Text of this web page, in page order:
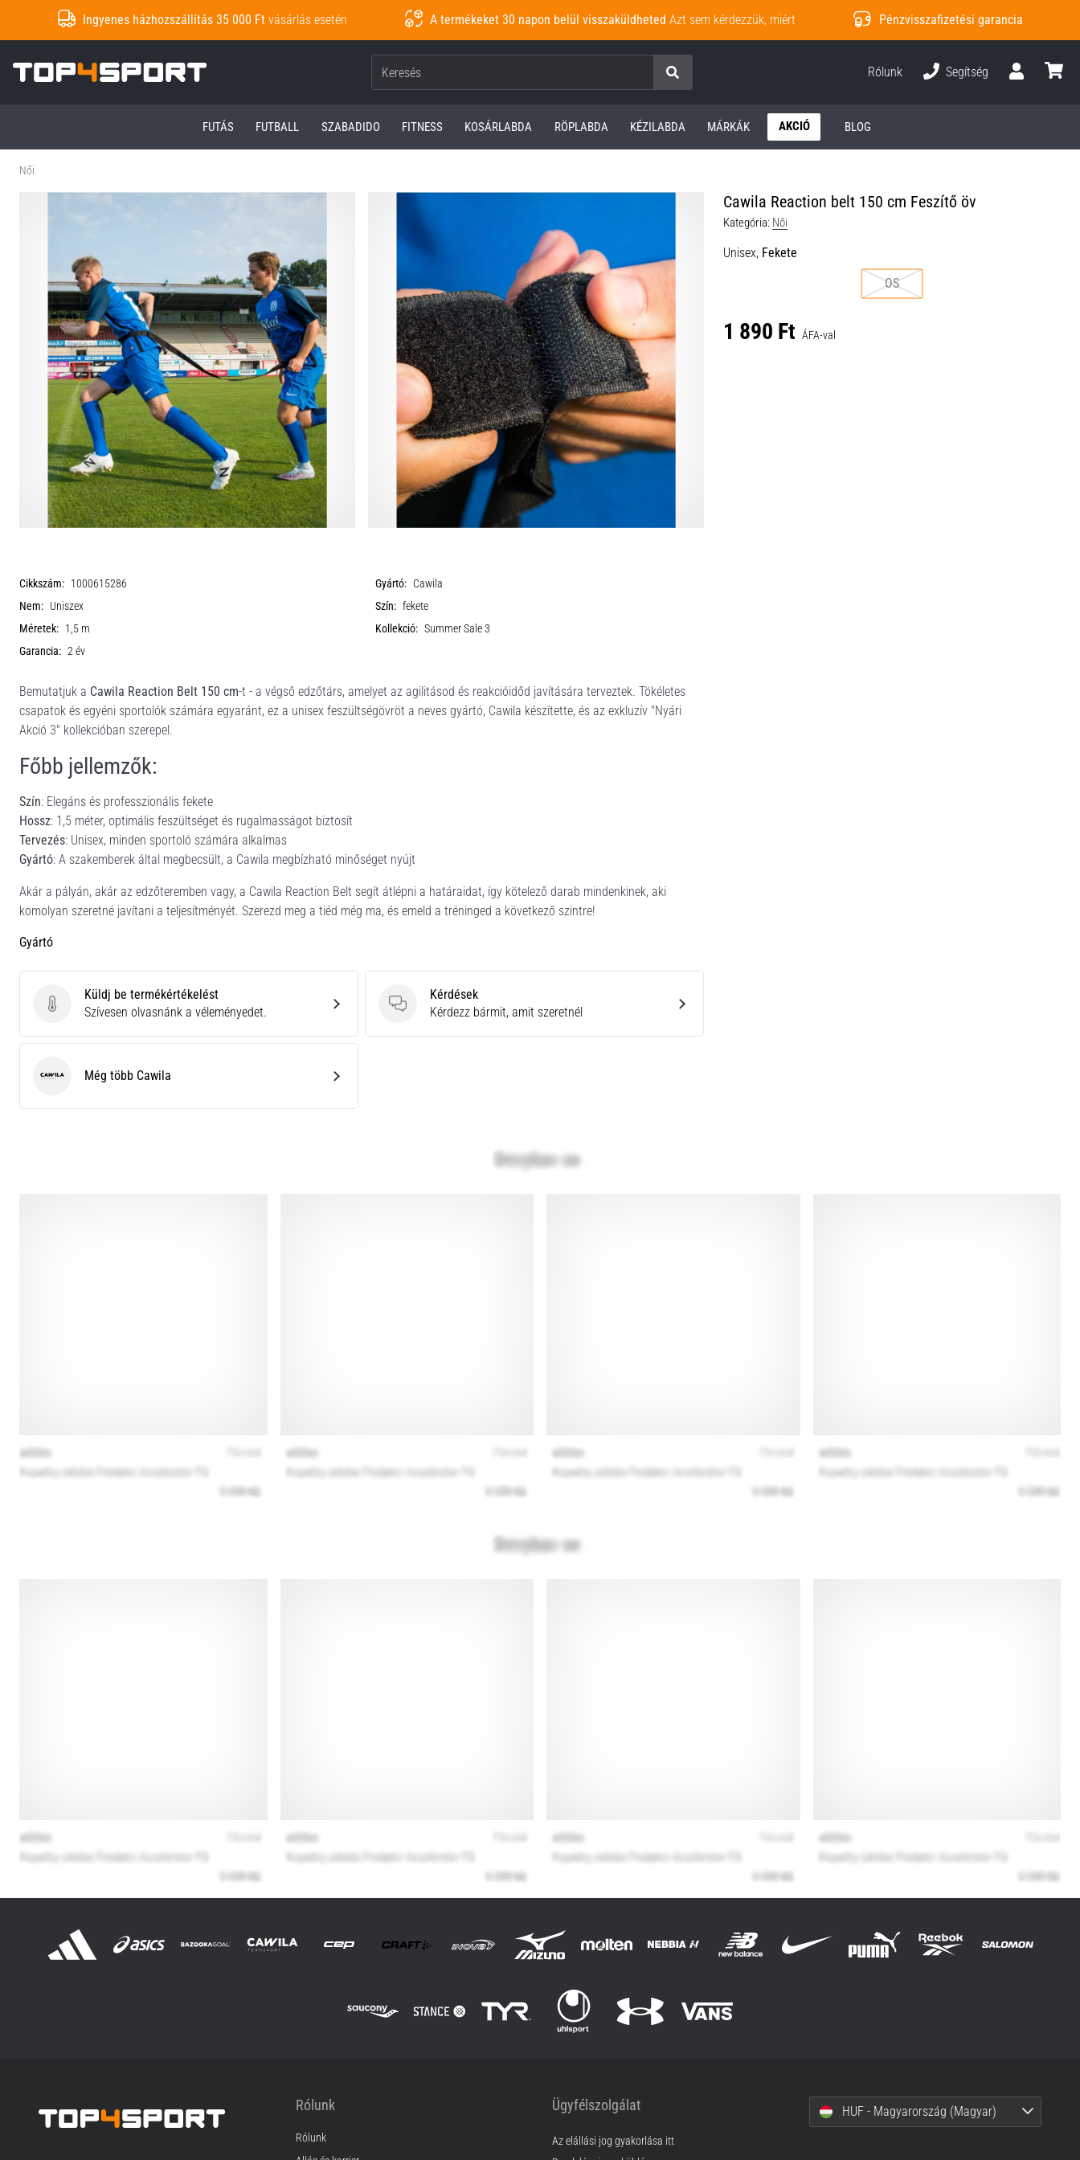
Ingyenes házhozszállítás 35 000 Ft vásárlás esetén A termékeket 30 napon belül visszaküldheted Azt sem kérdezzük, miért Pénzvisszafizetési garancia
Top4Sport.hu
Keresés
Rólunk
Segítség
FUTÁS FUTBALL SZABADIDO FITNESS KOSÁRLABDA RÖPLABDA KÉZILABDA MÁRKÁK AKCIÓ BLOG
Női
Cawila Reaction belt 150 cm Feszítő öv
Kategória: Női
Unisex, Fekete
OS
1 890 Ft ÁFA-val
Cikkszám: 1000615286 Gyártó: Cawila
Nem: Uniszex Szín: fekete
Méretek: 1,5 m Kollekció: Summer Sale 3
Garancia: 2 év
Bemutatjuk a Cawila Reaction Belt 150 cm-t - a végső edzőtárs, amelyet az agilitásod és reakcióidőd javítására terveztek. Tökéletes
csapatok és egyéni sportolók számára egyaránt, ez a unisex feszültségövröt a neves gyártó, Cawila készítette, és az exkluzív "Nyári
Akció 3" kollekcióban szerepel.
Főbb jellemzők:
Szín: Elegáns és professzionális fekete
Hossz: 1,5 méter, optimális feszültséget és rugalmasságot biztosít
Tervezés: Unisex, minden sportoló számára alkalmas
Gyártó: A szakemberek által megbecsült, a Cawila megbízható minőséget nyújt
Akár a pályán, akár az edzőteremben vagy, a Cawila Reaction Belt segít átlépni a határaidat, így kötelező darab mindenkinek, aki
komolyan szeretné javítani a teljesítményét. Szerezd meg a tiéd még ma, és emeld a tréninged a következő szintre!
Gyártó
Küldj be termékértékelést
Küldj be termékértékelést
Szívesen olvasnánk a véleményedet.
Kérdések
Kérdések
Kérdezz bármit, amit szeretnél
Cawila Még több Cawila
Rólunk
Rólunk
Ügyfélszolgálat
Az elállási jog gyakorlása itt
HUF - Magyarország (Magyar)